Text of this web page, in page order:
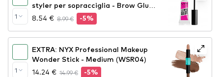
1
styler per sopracciglia - Brow Glue
Instant Brow Styler
8.54 € 8.99 € -5%
1
EXTRA: NYX Professional Makeup
Wonder Stick - Medium (WSR04)
14.24 € 14.99 € -5%